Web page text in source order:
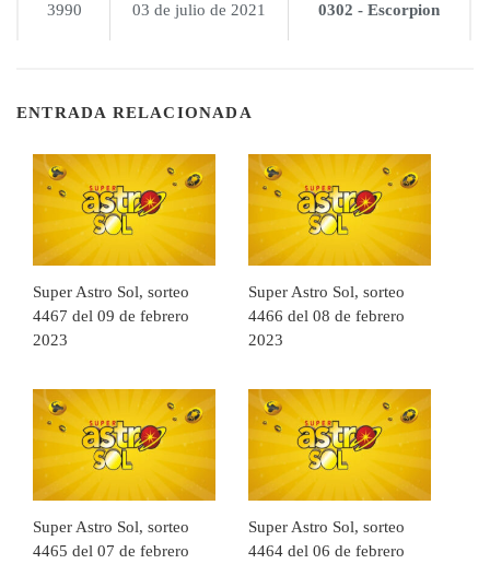
3990 03 de julio de 2021 0302 - Escorpion
ENTRADA RELACIONADA
Super Astro Sol, sorteo
4467 del 09 de febrero
2023
Super Astro Sol, sorteo
4466 del 08 de febrero
2023
Super Astro Sol, sorteo
4465 del 07 de febrero
Super Astro Sol, sorteo
4464 del 06 de febrero